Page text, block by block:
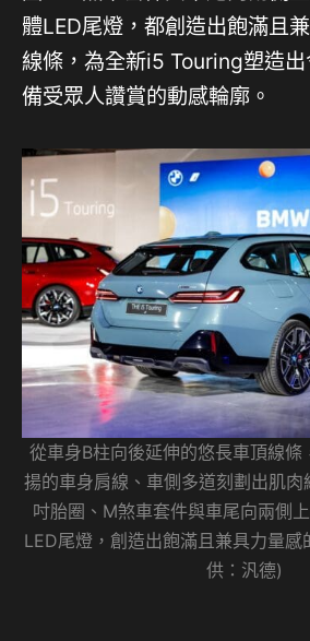
體LED尾燈，都創造出飽滿且
線條，為全新i5 Touring塑造
備受眾人讚賞的動感輪廓。
從車身B柱向後延伸的悠長車頂線條
揚的車身肩線、車側多道刻劃出肌
吋胎圈、M煞車套件與車尾向兩側
LED尾燈，創造出飽滿且兼具力量感
供：汎德)